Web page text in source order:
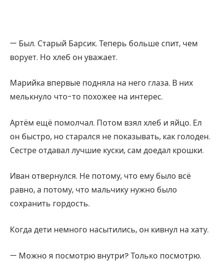
— Был. Старый Барсик. Теперь больше спит, чем
ворует. Но хлеб он уважает.
Марийка впервые подняла на него глаза. В них
мелькнуло что-то похожее на интерес.
Артём ещё помолчал. Потом взял хлеб и яйцо. Ел
он быстро, но старался не показывать, как голоден.
Сестре отдавал лучшие куски, сам доедал крошки.
Иван отвернулся. Не потому, что ему было всё
равно, а потому, что мальчику нужно было
сохранить гордость.
Когда дети немного насытились, он кивнул на хату.
— Можно я посмотрю внутри? Только посмотрю.